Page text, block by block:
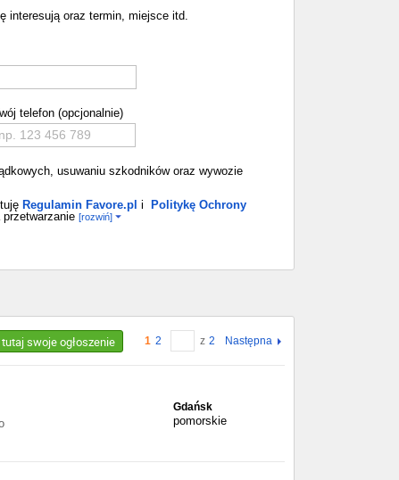
interesują oraz termin, miejsce itd.
telefon (opcjonalnie)
usuwaniu szkodników oraz wywozie
Regulamin Favore.pl i
Politykę Ochrony
[rozwiń]
swoje ogłoszenie 1 2 z 2 Następna
Gdańsk
pomorskie